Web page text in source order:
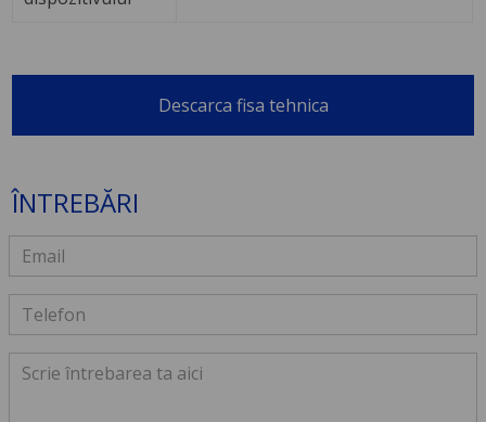
Descarca fisa tehnica
ÎNTREBĂRI